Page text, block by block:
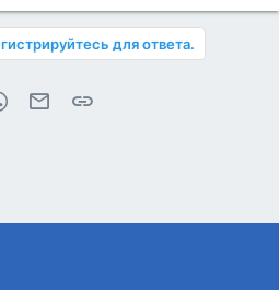
для ответа.
WhatsAppЭлектронная почта
Ссылка